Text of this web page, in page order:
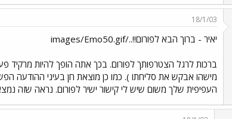
18/1/03
יאיר - ברוך הבא לפורום!!../images/Emo50.gif
ברכות לרגל הצטרפותך לפורום. בכך אתה הופך להיות מרקיד
מישהו אבקש את סליחתו ). כמו כן מוצאת חן בעיני ההודעה
העפיפית שלך משום שיש לי קישור ישיר לפורום. נראה שזה